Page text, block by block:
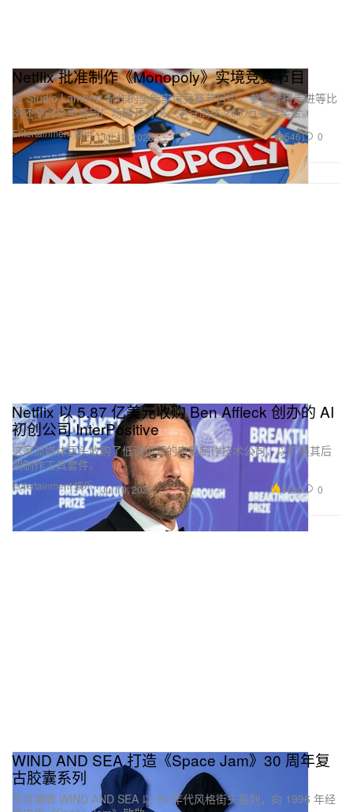
Entertainment 娱乐
Netflix 批准制作《Monopoly》实境竞赛节目
由 Studio Lambert 制作的全新实境竞赛节目中，参赛者将走进等比
例还原的巨型城镇广场展开对决，争夺高达 200 万美元奖金。
Jul 14, 2026 546 0
Entertainment 娱乐
Netflix 以 5.87 亿美元收购 Ben Affleck 创办的 AI
初创公司 InterPositive
这家流媒体巨头收购了低调运营的电影制作技术公司，以扩展其后
期制作工具套件。
Jul 19, 2026 3.2K 0
WIND AND SEA 打造《Space Jam》30 周年复
古胶囊系列
东京潮牌 WIND AND SEA 以 90 年代风格街头系列，向 1996 年经